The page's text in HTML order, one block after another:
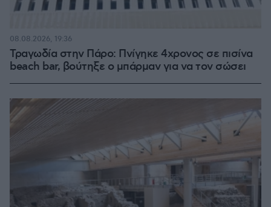
Τραγωδία στην Πάρο: Πνίγηκε 4χρονος σε πισίνα
beach bar, βούτηξε ο μπάρμαν για να τον σώσει
08.08.2026, 19:36